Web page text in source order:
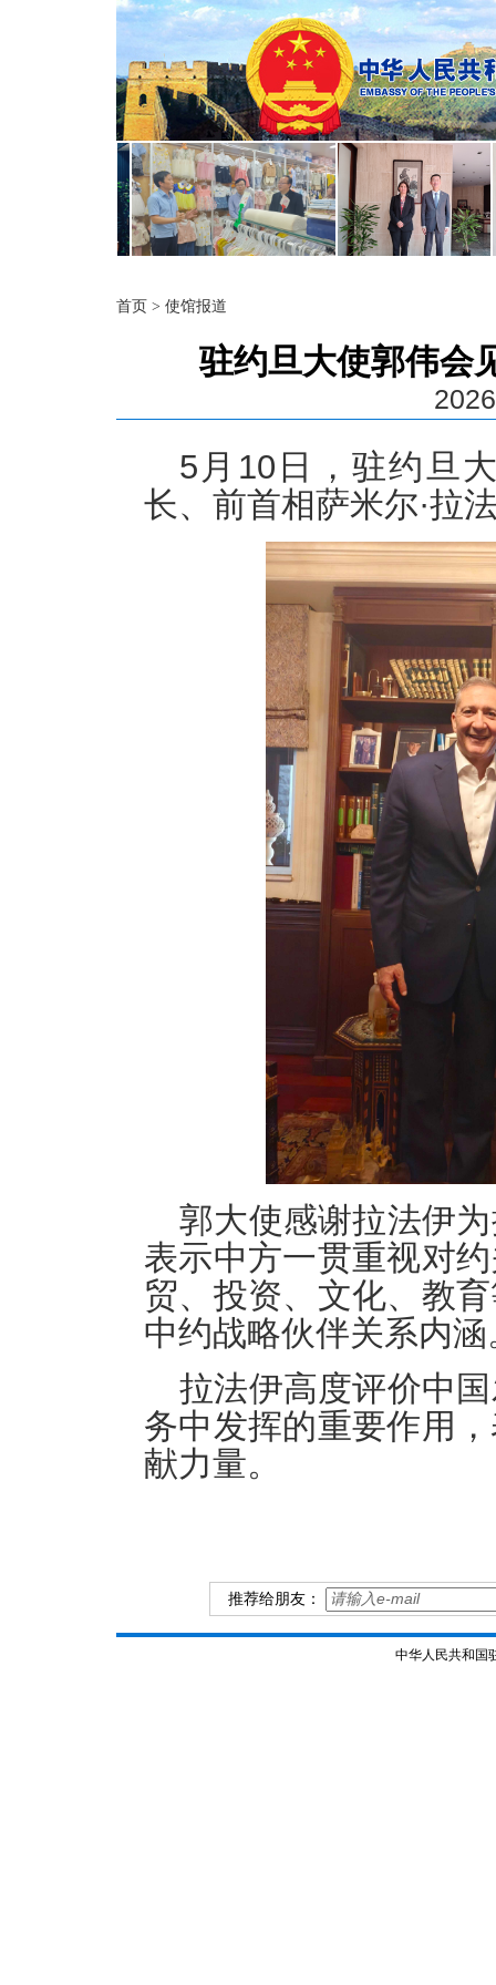
首页 > 使馆报道
驻约旦大使郭伟会
5月10日，驻约旦
长、前首相萨米尔·拉
郭大使感谢拉法伊
表示中方一贯重视对
贸、投资、文化、教
中约战略伙伴关系内涵
拉法伊高度评价中
务中发挥的重要作用
献力量。
推荐给朋友：
中华人民共和国